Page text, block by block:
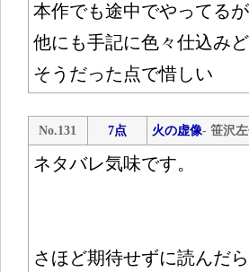
本作でも途中でやってる
他にも手記に色々仕込み
そうだった点で惜しい
No.131 7点 火の虚像- 笹沢
ネタバレ気味です。
さほど期待せずに読んだ